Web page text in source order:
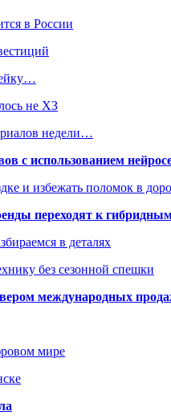
в России
не ХЗ
недели…
с использованием
и избежать поломок в
переходят к
в деталях
без сезонной спешки
международных
мире